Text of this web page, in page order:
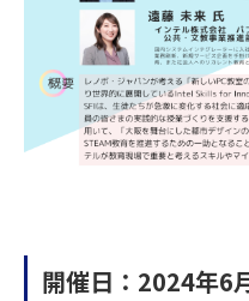
開催日：2024年6